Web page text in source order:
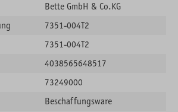
Bette GmbH & Co.KG
7351-004T2
7351-004T2
4038565648517
73249000
Beschaffungsware